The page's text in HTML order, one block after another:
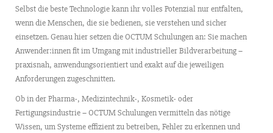
Selbst die beste Technologie kann ihr volles Potenzial nur entfalten,
wenn die Menschen, die sie bedienen, sie verstehen und sicher
einsetzen. Genau hier setzen die OCTUM Schulungen an: Sie machen
Anwender:innen fit im Umgang mit industrieller Bildverarbeitung –
praxisnah, anwendungsorientiert und exakt auf die jeweiligen
Anforderungen zugeschnitten.
Ob in der Pharma-, Medizintechnik-, Kosmetik- oder
Fertigungsindustrie – OCTUM Schulungen vermitteln das nötige
Wissen, um Systeme effizient zu betreiben, Fehler zu erkennen und